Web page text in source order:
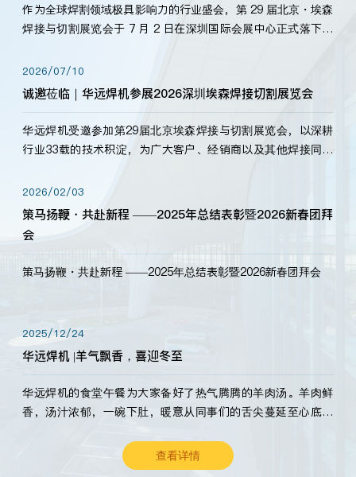
作为全球焊割领域极具影响力的行业盛会，第 29 届北京・埃森
焊接与切割展览会于 7 月 2 日在深圳国际会展中心正式落下帷
标准，持之以恒研发新产品、新技术。新老客户、行业伙伴、
海内外客户为目睹公司发布的新产…
2026/07/10
诚邀莅临｜华远焊机参展2026深圳埃森焊接切割展览会
华远焊机受邀参加第29届北京埃森焊接与切割展览会，以深耕
行业33载的技术积淀，为广大客户、经销商以及其他焊接同仁
2026/02/03
策马扬鞭・共赴新程 ——2025年总结表彰暨2026新春团拜
会
策马扬鞭・共赴新程 ——2025年总结表彰暨2026新春团拜会
2025/12/24
华远焊机 |羊气飘香，喜迎冬至
华远焊机的食堂午餐为大家备好了热气腾腾的羊肉汤。羊肉鲜
香，汤汁浓郁，一碗下肚，暖意从同事们的舌尖蔓延至心底。
查看详情